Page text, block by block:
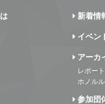
新着情
イベン
アーカ
レポー
ホノル
参加団